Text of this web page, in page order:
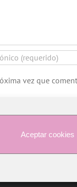
Aceptar cookies
vez que